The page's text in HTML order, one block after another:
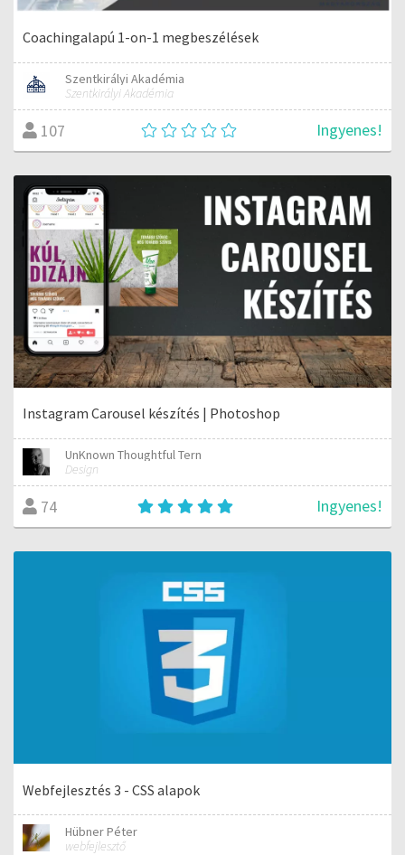
Coachingalapú 1-on-1 megbeszélések
Szentkirályi Akadémia
Szentkirályi Akadémia
107 Ingyenes!
Instagram Carousel készítés | Photoshop
UnKnown Thoughtful Tern
Design
74 Ingyenes!
Webfejlesztés 3 - CSS alapok
Hübner Péter
webfejlesztő